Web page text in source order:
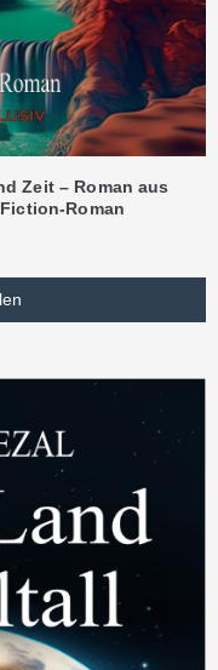
Zeit – Roman aus
Roman